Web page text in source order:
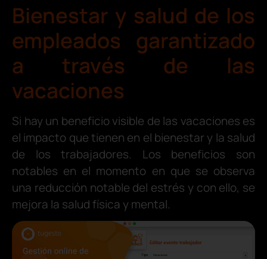
Bienestar y salud de los
empleados garantizado
a través de las
vacaciones
Si hay un beneficio visible de las vacaciones es
el impacto que tienen en el bienestar y la salud
de los trabajadores. Los beneficios son
notables en el momento en que se observa
una reducción notable del estrés y con ello, se
mejora la salud física y mental.